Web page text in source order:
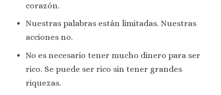
corazón.
Nuestras palabras están limitadas. Nuestras
acciones no.
No es necesario tener mucho dinero para ser
rico. Se puede ser rico sin tener grandes
riquezas.